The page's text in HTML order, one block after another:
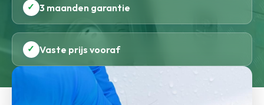
✓ 3 maanden garantie
✓ Vaste prijs vooraf